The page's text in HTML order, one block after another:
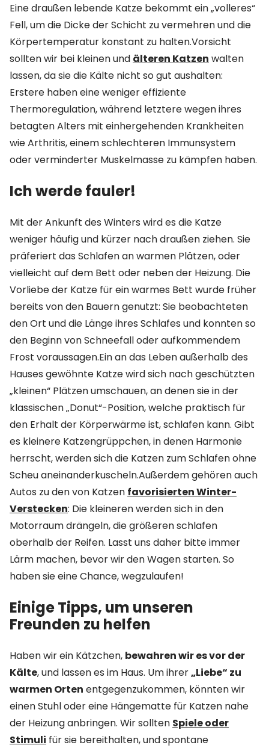
Eine draußen lebende Katze bekommt ein „volleres“
Fell, um die Dicke der Schicht zu vermehren und die
Körpertemperatur konstant zu halten.Vorsicht
sollten wir bei kleinen und älteren Katzen walten
lassen, da sie die Kälte nicht so gut aushalten:
Erstere haben eine weniger effiziente
Thermoregulation, während letztere wegen ihres
betagten Alters mit einhergehenden Krankheiten
wie Arthritis, einem schlechteren Immunsystem
oder verminderter Muskelmasse zu kämpfen haben.
Ich werde fauler!
Mit der Ankunft des Winters wird es die Katze
weniger häufig und kürzer nach draußen ziehen. Sie
präferiert das Schlafen an warmen Plätzen, oder
vielleicht auf dem Bett oder neben der Heizung. Die
Vorliebe der Katze für ein warmes Bett wurde früher
bereits von den Bauern genutzt: Sie beobachteten
den Ort und die Länge ihres Schlafes und konnten so
den Beginn von Schneefall oder aufkommendem
Frost voraussagen.Ein an das Leben außerhalb des
Hauses gewöhnte Katze wird sich nach geschützten
„kleinen“ Plätzen umschauen, an denen sie in der
klassischen „Donut“-Position, welche praktisch für
den Erhalt der Körperwärme ist, schlafen kann. Gibt
es kleinere Katzengrüppchen, in denen Harmonie
herrscht, werden sich die Katzen zum Schlafen ohne
Scheu aneinanderkuscheln.Außerdem gehören auch
Autos zu den von Katzen favorisierten Winter-
Verstecken: Die kleineren werden sich in den
Motorraum drängeln, die größeren schlafen
oberhalb der Reifen. Lasst uns daher bitte immer
Lärm machen, bevor wir den Wagen starten. So
haben sie eine Chance, wegzulaufen!
Einige Tipps, um unseren
Freunden zu helfen
Haben wir ein Kätzchen, bewahren wir es vor der
Kälte, und lassen es im Haus. Um ihrer„Liebe“ zu
warmen Orten entgegenzukommen, könnten wir
einen Stuhl oder eine Hängematte für Katzen nahe
der Heizung anbringen. Wir sollten Spiele oder
Stimuli für sie bereithalten, und spontane